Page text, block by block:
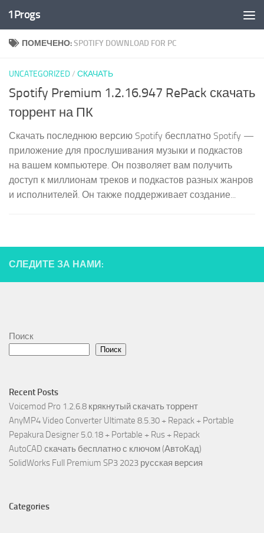
Перейти к содержимому
1Progs
ПОМЕЧЕНО:SPOTIFY DOWNLOAD FOR PC
UNCATEGORIZED/ СКАЧАТЬ
Spotify Premium 1.2.16.947 RePack скачать
торрент на ПК
Скачать последнюю версию Spotify бесплатно Spotify —
приложение для прослушивания музыки и подкастов
на вашем компьютере. Он позволяет вам получить
доступ к миллионам треков и подкастов разных жанров
и исполнителей. Он также поддерживает создание...
СЛЕДИТЕ ЗА НАМИ:
Поиск
Поиск
Recent Posts
Voicemod Pro 1.2.6.8 крякнутый скачать торрент
AnyMP4 Video Converter Ultimate 8.5.30 + Repack + Portable
Pepakura Designer 5.0.18 + Portable + Rus + Repack
AutoCAD скачать бесплатно с ключом (АвтоКад)
SolidWorks Full Premium SP3 2023 русская версия
Categories